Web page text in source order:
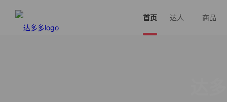
首页 达人 商品